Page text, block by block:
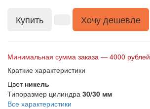
Купить Хочу дешевле
Минимальная сумма заказа — 4000 рублей
Краткие характеристики
Цвет никель
Типоразмер цилиндра 30/30 мм
Все характеристики